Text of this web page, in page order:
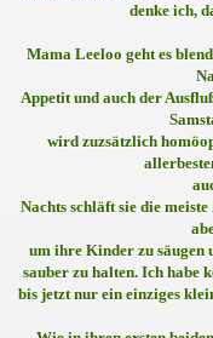
denke ich,
Mama Leeloo geht es
Appetit und auch der
wird zuzsätzlich
Nachts schläft sie die
um ihre Kinder zu säugen
sauber zu halten. Ich habe
bis jetzt nur ein einziges